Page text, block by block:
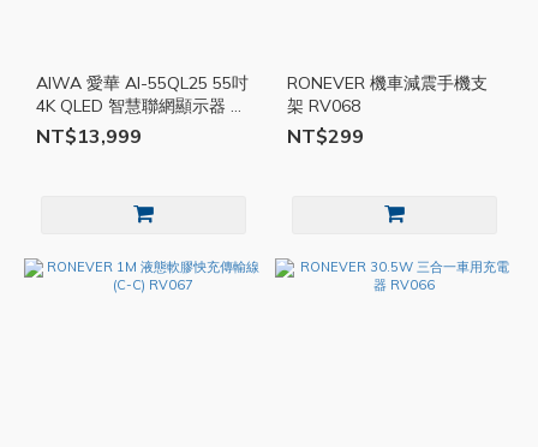
AIWA 愛華 AI-55QL25 55吋
4K QLED 智慧聯網顯示器 電
視 AIW11
NT$13,999
RONEVER 機車減震手機支
架 RV068
NT$299